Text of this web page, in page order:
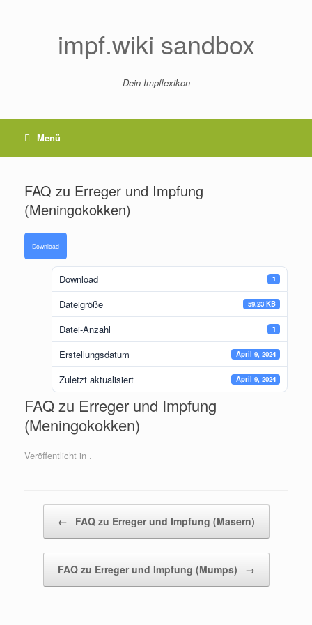
impf.wiki sandbox
Dein Impflexikon
Menü
FAQ zu Erreger und Impfung
(Meningokokken)
Download
Download 1
Dateigröße 59.23 KB
Datei-Anzahl 1
Erstellungsdatum April 9, 2024
Zuletzt aktualisiert April 9, 2024
FAQ zu Erreger und Impfung
(Meningokokken)
Veröffentlicht in .
← FAQ zu Erreger und Impfung (Masern)
FAQ zu Erreger und Impfung (Mumps) →